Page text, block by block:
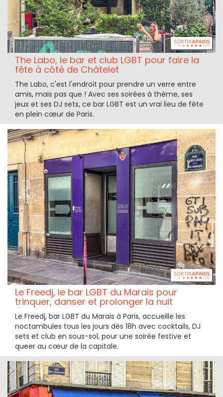
The Labo, le bar et club LGBT pour faire la
fête à côté de Châtelet
The Labo, c'est l'endroit pour prendre un verre entre
amis, mais pas que ! Avec ses soirées à thème, ses
jeux et ses DJ sets, ce bar LGBT est un vrai lieu de fête
en plein cœur de Paris.
Le Freedj, le bar LGBT du Marais pour
trinquer, danser et prolonger la nuit
Le Freedj, bar LGBT du Marais à Paris, accueille les
noctambules tous les jours dès 18h avec cocktails, DJ
sets et club en sous-sol, pour une soirée festive et
queer au cœur de la capitale.